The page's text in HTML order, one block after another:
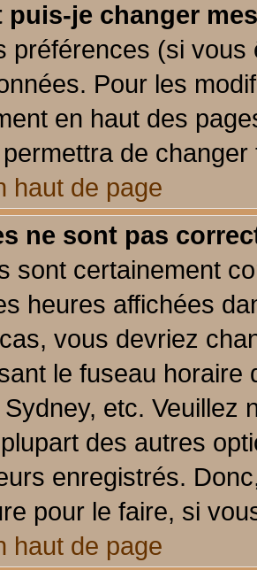
puis-je changer
préférences (si
Pour les
en haut des
de
haut de page
ne sont pas
sont certainement
heures affichées
vous devriez
le fuseau
Sydney, etc. Veuillez
des autres
enregistrés.
pour le faire, si
haut de page